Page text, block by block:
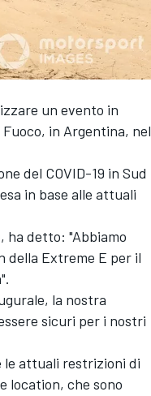
un evento in
in Argentina, nel
del COVID-19 in Sud
in base alle attuali
ha detto: "Abbiamo
della Extreme E per il
la nostra
sicuri per i nostri
le attuali restrizioni di
location, che sono